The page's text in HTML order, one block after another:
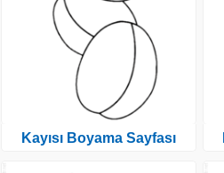
Kayısı Boyama Sayfası